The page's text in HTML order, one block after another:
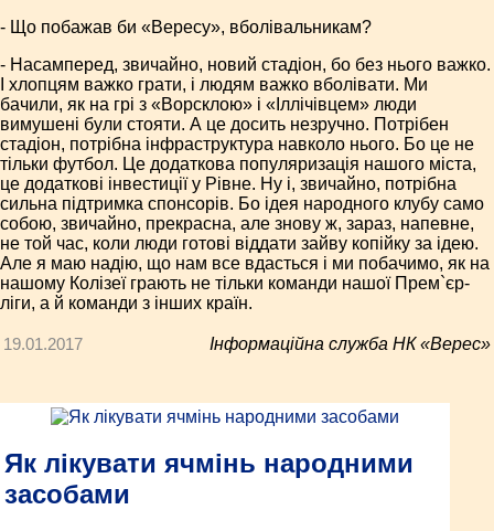
- Що побажав би «Вересу», вболівальникам?
- Насамперед, звичайно, новий стадіон, бо без нього важко.
І хлопцям важко грати, і людям важко вболівати. Ми
бачили, як на грі з «Ворсклою» і «Іллічівцем» люди
вимушені були стояти. А це досить незручно. Потрібен
стадіон, потрібна інфраструктура навколо нього. Бо це не
тільки футбол. Це додаткова популяризація нашого міста,
це додаткові інвестиції у Рівне. Ну і, звичайно, потрібна
сильна підтримка спонсорів. Бо ідея народного клубу само
собою, звичайно, прекрасна, але знову ж, зараз, напевне,
не той час, коли люди готові віддати зайву копійку за ідею.
Але я маю надію, що нам все вдасться і ми побачимо, як на
нашому Колізеї грають не тільки команди нашої Прем`єр-
ліги, а й команди з інших країн.
19.01.2017 Інформаційна служба НК «Верес»
Як лікувати ячмінь народними
засобами